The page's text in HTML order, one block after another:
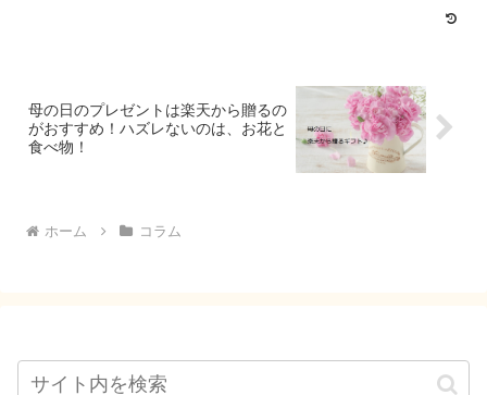
ので送りたいですね。甘えるかどうかは
母の日のプレゼントは楽天から贈るの
がおすすめ！ハズレないのは、お花と
食べ物！
ホーム コラム